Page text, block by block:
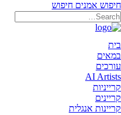
חיפוש אמנים חיפוש
בית
במאים
עורכים
AI Artists
קרייניות
קריינים
קריינות אנגלית